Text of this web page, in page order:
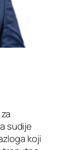
sudije
koji